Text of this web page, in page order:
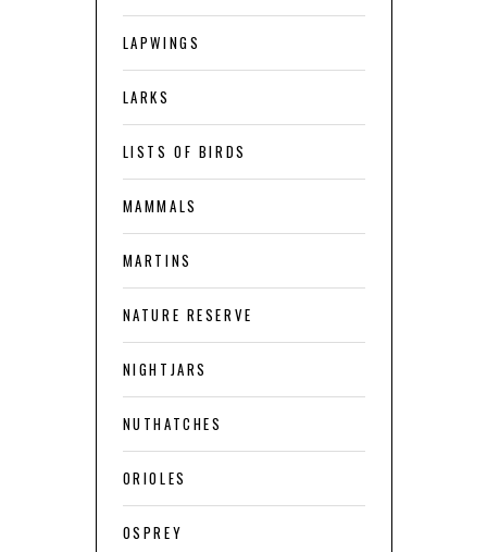
LAPWINGS
LARKS
LISTS OF BIRDS
MAMMALS
MARTINS
NATURE RESERVE
NIGHTJARS
NUTHATCHES
ORIOLES
OSPREY